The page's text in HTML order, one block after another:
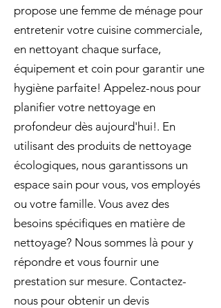
propose une femme de ménage pour
entretenir votre cuisine commerciale,
en nettoyant chaque surface,
équipement et coin pour garantir une
hygiène parfaite! Appelez-nous pour
planifier votre nettoyage en
profondeur dès aujourd'hui!. En
utilisant des produits de nettoyage
écologiques, nous garantissons un
espace sain pour vous, vos employés
ou votre famille. Vous avez des
besoins spécifiques en matière de
nettoyage? Nous sommes là pour y
répondre et vous fournir une
prestation sur mesure. Contactez-
nous pour obtenir un devis